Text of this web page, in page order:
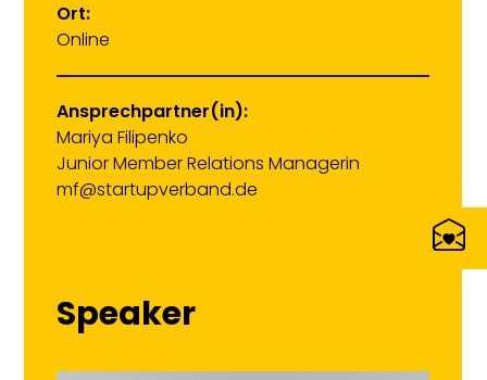
Ort:
Online
Ansprechpartner(in):
Mariya Filipenko
Junior Member Relations Managerin
mf@startupverband.de
Speaker